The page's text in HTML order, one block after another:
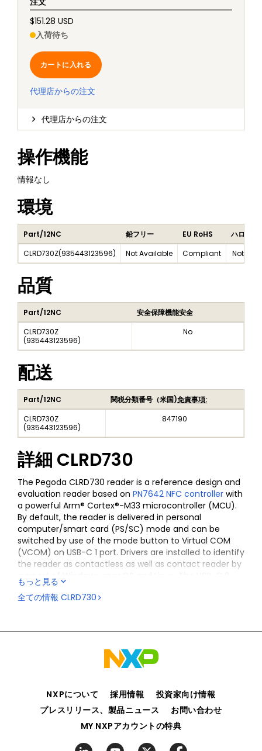
$151.28 USD
入荷待ち
カートに入れる
代理店からの注文
代理店からの注文
操作機能
情報なし
環境
Part/12NC 鉛フリー EU RoHS
ハロゲン
CLRD730Z(935443123596) Not Available Compliant Not
品質
Part/12NC
安全保障機能安全
CLRD730Z
(935443123596)
No
配送
Part/12NC 関税分類番号（米国)免責事項:
CLRD730Z
(935443123596)
847190
詳細 CLRD730
The Pegoda CLRD730 reader is a reference design and
evaluation reader based on PN7642 NFC controller with
a powerful Arm® Cortex®-M33 microcontroller (MCU).
By default, the reader is delivered in personal
computer/smart card (PS/SC) mode and can be
switched by use of the mode button to Virtual COM
(VCOM) on USB-C 1 port. Drivers are installed to identify
the reader as contactless as well as contact reader by
support of Windows, macOS and Linux. The USB-C 2
power port can be used for an additional external
power supply.
MIFARE®, NTAG® and ICODE® products compatible with
もっと見る
全ての情報 CLRD730
NXPについて 採用情報
投資家向け情報
プレスリリース、製品ニュース
お問い合わせ
MY NXPアカウントの特典